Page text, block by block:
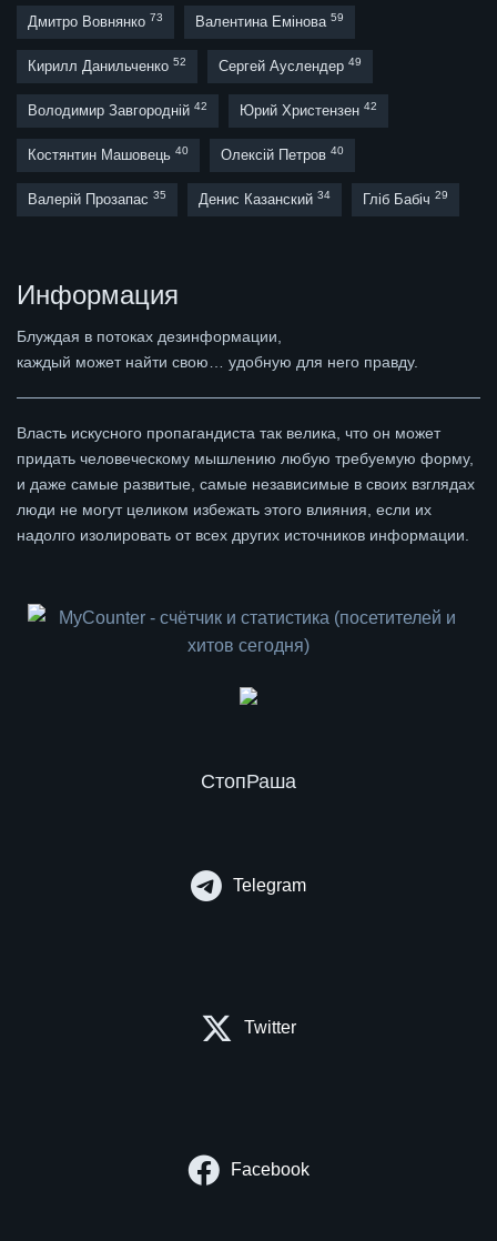
Дмитро Вовнянко 73 Валентина Емінова 59
Кирилл Данильченко 52 Сергей Ауслендер 49
Володимир Завгородній 42 Юрий Христензен 42
Костянтин Машовець 40 Олексій Петров 40
Валерій Прозапас 35 Денис Казанский 34 Гліб Бабіч 29
Информация
Блуждая в потоках дезинформации,
каждый может найти свою… удобную для него правду.
Власть искусного пропагандиста так велика, что он может
придать человеческому мышлению любую требуемую форму,
и даже самые развитые, самые независимые в своих взглядах
люди не могут целиком избежать этого влияния, если их
надолго изолировать от всех других источников информации.
СтопРаша
Telegram
Twitter
Facebook